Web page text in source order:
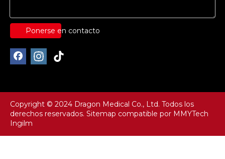
Ponerse en contacto
Copyright © 2024 Dragon Medical Co., Ltd. Todos los
derechos reservados. Sitemap compatible por MMYTech
Ingilm